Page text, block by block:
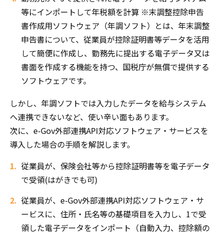
等にインポートして年税額を計算 ※末調整控除申告
書作成用ソフトウェア（年調ソフト）とは、年末調整
申告書について、従業員が控除証明書等データを活用
して簡便に作成し、勤務先に提出する電子データ又は
書面を作成する機能を持つ、国税庁が無償で提供する
ソフトウェアです。
しかし、年調ソフトでは入力したデータを給与システム
へ連携できないなど、使い辛い面もあります。
次に、e-Gov外部連携API対応ソフトウェア・サービスを
導入した場合の手順を解説します。
従業員が、保険会社等から控除証明書等を電子データ
で受領(はがきでも可)
従業員が、e-Gov外部連携API対応ソフトウェア・サ
ービスに、住所・氏名等の基礎項目を入力し、1で受
領した電子データをインポート（自動入力、控除額の